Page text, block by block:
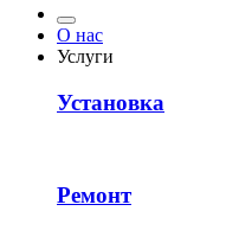
О нас
Услуги
Установка
Ремонт